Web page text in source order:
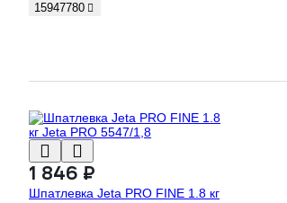
15947780
1 846 ₽
Шпатлевка Jeta PRO FINE 1.8 кг